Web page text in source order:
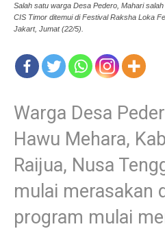
Salah satu warga Desa Pedero, Mahari
CIS Timor ditemui di Festival Raksha Loka
Jakart, Jumat (22/5).
Warga Desa
Hawu Mehara,
Raijua, Nusa
mulai merasakan
program mulai